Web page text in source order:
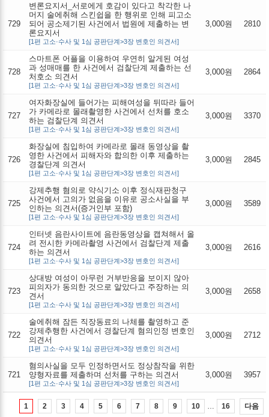
729
변론요지서_서로에게 호감이 있다고 착각한 나
머지 술에취해 스킨쉽을 한 행위로 인해 피고소
되어 공소제기된 사건에서 법원에 제출하는 변
론요지서
[1편 고소·수사 및 1심 공판단계>3장 변호인 의견서]
3,000원 2810
728
스마트폰 어플을 이용하여 우연히 알게된 여성
과 성매매를 한 사건에서 검찰단계 제출하는 선
처호소 의견서
[1편 고소·수사 및 1심 공판단계>3장 변호인 의견서]
3,000원 2864
727
여자화장실에 들어가는 피해여성을 뒤따라 들어
가 카메라로 몰래촬영한 사건에서 선처를 호소
하는 검찰단계 의견서
[1편 고소·수사 및 1심 공판단계>3장 변호인 의견서]
3,000원 3370
726
화장실에 침입하여 카메라로 몰래 동영상을 촬
영한 사건에서 피해자와 합의한 이후 제출하는
경찰단계 의견서
[1편 고소·수사 및 1심 공판단계>3장 변호인 의견서]
3,000원 2845
725
강제추행 혐의로 약식기소 이후 정식재판청구
사건에서 고의가 없음을 이유로 공소사실을 부
인하는 의견서(증거인부 포함)
[1편 고소·수사 및 1심 공판단계>3장 변호인 의견서]
3,000원 3589
724
인터넷 음란사이트에 음란동영상을 캡쳐해서 올
려 전시한 카메라촬영 사건에서 검찰단계 제출
하는 의견서
[1편 고소·수사 및 1심 공판단계>3장 변호인 의견서]
3,000원 2616
723
상대방 여성이 아무런 거부반응을 보이지 않아
피의자가 동의한 것으로 알았다고 주장하는 의
견서
[1편 고소·수사 및 1심 공판단계>3장 변호인 의견서]
3,000원 2658
722
술에취해 잠든 직장동료의 나체를 촬영하고 준
강제추행한 사건에서 경찰단계 혐의인정 변호인
의견서
[1편 고소·수사 및 1심 공판단계>3장 변호인 의견서]
3,000원 2712
721
혐의사실을 모두 인정하면서도 정상참작을 위한
양형자료를 제출하며 선처를 구하는 의견서
[1편 고소·수사 및 1심 공판단계>3장 변호인 의견서]
3,000원 3957
1 2 3 4 5 6 7 8 9 10 16 다음